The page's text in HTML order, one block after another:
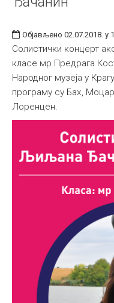
Објављено 02.07.2018. у
Солистички концерт
класе мр Предрага
Народног музеја у
програму су Бах,
Лоренцен.